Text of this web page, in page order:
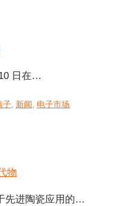
日在…
子, 新闻, 电子市场
先进陶瓷应用的…